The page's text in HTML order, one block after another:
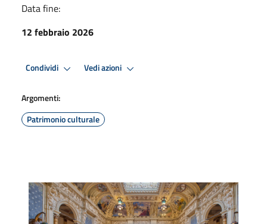
Data fine:
12 febbraio 2026
Condividi Vedi azioni
Argomenti:
Patrimonio culturale